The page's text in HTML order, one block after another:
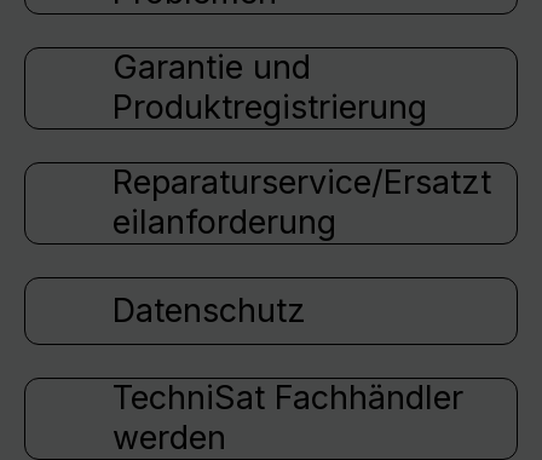
Garantie und
Produktregistrierung
Reparaturservice/Ersatzt
eilanforderung
Datenschutz
TechniSat Fachhändler
werden